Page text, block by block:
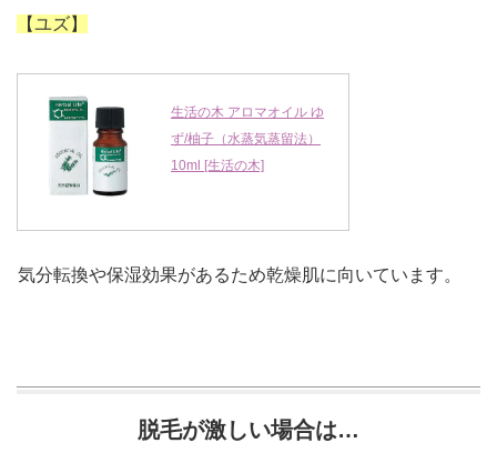
【ユズ】
生活の木 アロマオイル ゆ
ず/柚子（水蒸気蒸留法）
10ml [生活の木]
気分転換や保湿効果があるため乾燥肌に向いています。
脱毛が激しい場合は…